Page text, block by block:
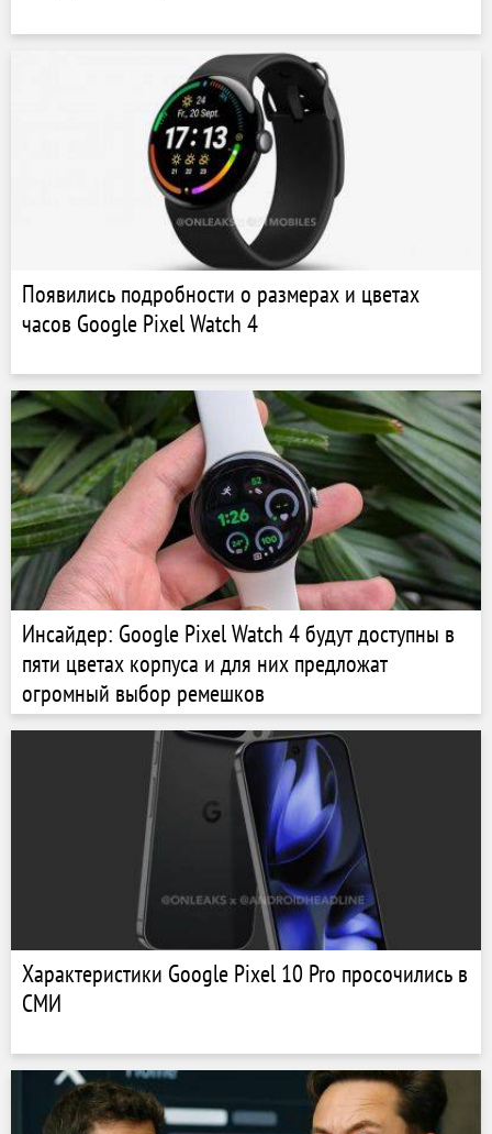
Появились подробности о размерах и цветах
часов Google Pixel Watch 4
Инсайдер: Google Pixel Watch 4 будут доступны в
пяти цветах корпуса и для них предложат
огромный выбор ремешков
Характеристики Google Pixel 10 Pro просочились в
СМИ